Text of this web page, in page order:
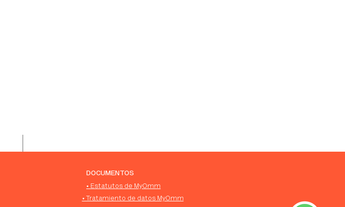
DOCUMENTOS
• Estatutos de MyOmm
• Tratamiento de datos MyOmm